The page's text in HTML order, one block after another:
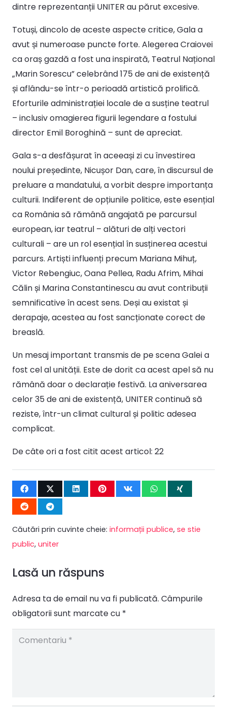
dintre reprezentanții UNITER au părut excesive.
Totuși, dincolo de aceste aspecte critice, Gala a
avut și numeroase puncte forte. Alegerea Craiovei
ca oraș gazdă a fost una inspirată, Teatrul Național
„Marin Sorescu” celebrând 175 de ani de existență
și aflându-se într-o perioadă artistică prolifică.
Eforturile administrației locale de a susține teatrul
– inclusiv omagierea figurii legendare a fostului
director Emil Boroghină – sunt de apreciat.
Gala s-a desfășurat în aceeași zi cu învestirea
noului președinte, Nicușor Dan, care, în discursul de
preluare a mandatului, a vorbit despre importanța
culturii. Indiferent de opțiunile politice, este esențial
ca România să rămână angajată pe parcursul
european, iar teatrul – alături de alți vectori
culturali – are un rol esențial în susținerea acestui
parcurs. Artiști influenți precum Mariana Mihuț,
Victor Rebengiuc, Oana Pellea, Radu Afrim, Mihai
Călin și Marina Constantinescu au avut contribuții
semnificative în acest sens. Deși au existat și
derapaje, acestea au fost sancționate corect de
breaslă.
Un mesaj important transmis de pe scena Galei a
fost cel al unității. Este de dorit ca acest apel să nu
rămână doar o declarație festivă. La aniversarea
celor 35 de ani de existență, UNITER continuă să
reziste, într-un climat cultural și politic adesea
complicat.
De câte ori a fost citit acest articol: 22
Căutări prin cuvinte cheie: informații publice, se stie
public, uniter
Lasă un răspuns
Adresa ta de email nu va fi publicată. Câmpurile
obligatorii sunt marcate cu *